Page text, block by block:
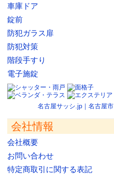
車庫ドア
錠前
防犯ガラス扉
防犯対策
階段手すり
電子施錠
名古屋サッシ.jp｜名古屋市
会社情報
会社概要
お問い合わせ
特定商取引に関する表記